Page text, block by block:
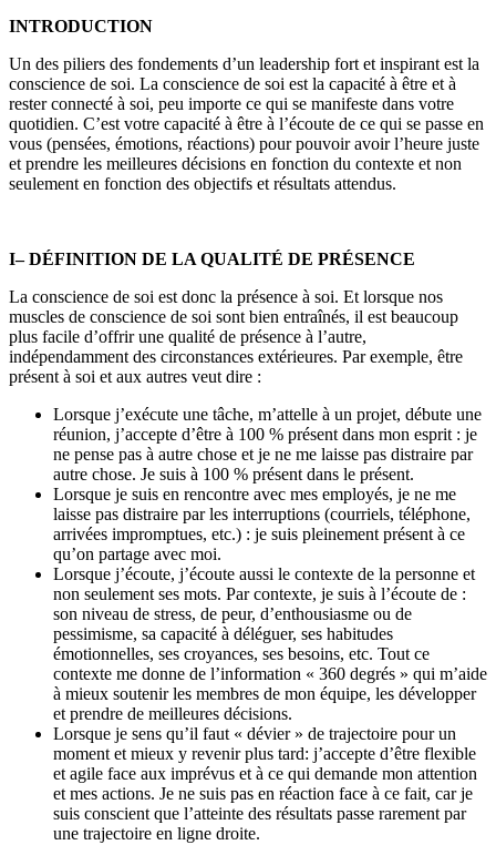
INTRODUCTION
Un des piliers des fondements d’un leadership fort et inspirant est la
conscience de soi. La conscience de soi est la capacité à être et à
rester connecté à soi, peu importe ce qui se manifeste dans votre
quotidien. C’est votre capacité à être à l’écoute de ce qui se passe en
vous (pensées, émotions, réactions) pour pouvoir avoir l’heure juste
et prendre les meilleures décisions en fonction du contexte et non
seulement en fonction des objectifs et résultats attendus.
I– DÉFINITION DE LA QUALITÉ DE PRÉSENCE
La conscience de soi est donc la présence à soi. Et lorsque nos
muscles de conscience de soi sont bien entraînés, il est beaucoup
plus facile d’offrir une qualité de présence à l’autre,
indépendamment des circonstances extérieures. Par exemple, être
présent à soi et aux autres veut dire :
Lorsque j’exécute une tâche, m’attelle à un projet, débute une
réunion, j’accepte d’être à 100 % présent dans mon esprit : je
ne pense pas à autre chose et je ne me laisse pas distraire par
autre chose. Je suis à 100 % présent dans le présent.
Lorsque je suis en rencontre avec mes employés, je ne me
laisse pas distraire par les interruptions (courriels, téléphone,
arrivées impromptues, etc.) : je suis pleinement présent à ce
qu’on partage avec moi.
Lorsque j’écoute, j’écoute aussi le contexte de la personne et
non seulement ses mots. Par contexte, je suis à l’écoute de :
son niveau de stress, de peur, d’enthousiasme ou de
pessimisme, sa capacité à déléguer, ses habitudes
émotionnelles, ses croyances, ses besoins, etc. Tout ce
contexte me donne de l’information « 360 degrés » qui m’aide
à mieux soutenir les membres de mon équipe, les développer
et prendre de meilleures décisions.
Lorsque je sens qu’il faut « dévier » de trajectoire pour un
moment et mieux y revenir plus tard: j’accepte d’être flexible
et agile face aux imprévus et à ce qui demande mon attention
et mes actions. Je ne suis pas en réaction face à ce fait, car je
suis conscient que l’atteinte des résultats passe rarement par
une trajectoire en ligne droite.